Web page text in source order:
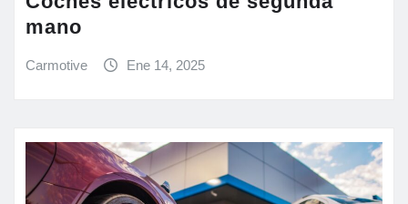
mano
Carmotive Ene 14, 2025